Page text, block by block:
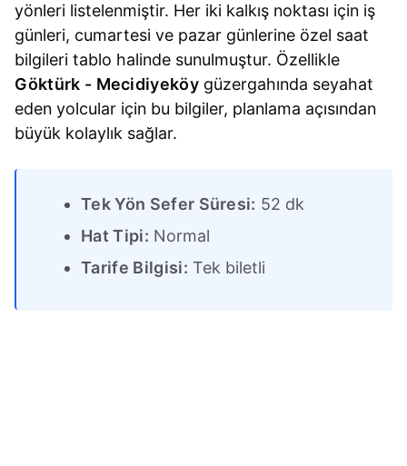
yönleri listelenmiştir. Her iki kalkış noktası için iş
günleri, cumartesi ve pazar günlerine özel saat
bilgileri tablo halinde sunulmuştur. Özellikle
Göktürk - Mecidiyeköy güzergahında seyahat
eden yolcular için bu bilgiler, planlama açısından
büyük kolaylık sağlar.
Tek Yön Sefer Süresi: 52 dk
Hat Tipi: Normal
Tarife Bilgisi: Tek biletli